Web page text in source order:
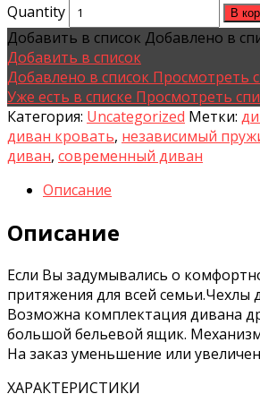
Quantity В
Добавить в список Добавлено в
Добавить в список
Добавлено в список Просмотреть
Уже есть в списке Просмотреть
Категория: Uncategorized Метки:
диван кровать, независимый
диван, современный диван
Описание
Описание
Если Вы задумывались о
притяжения для всей
Возможна комплектация дивана
большой бельевой ящик.
На заказ уменьшение или
ХАРАКТЕРИСТИКИ